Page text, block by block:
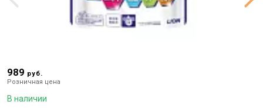
989 руб.
Розничная цена
В наличии